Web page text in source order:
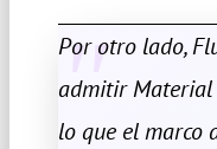
Por otro lado,
admitir Material
lo que el marco